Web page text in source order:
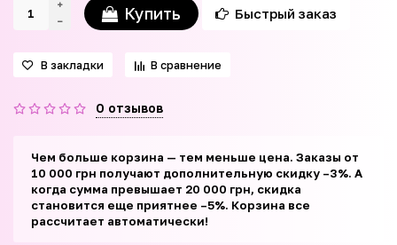
Купить Быстрый заказ
В закладки В сравнение
0 отзывов
Чем больше корзина — тем меньше цена. Заказы от
10 000 грн получают дополнительную скидку –3%. А
когда сумма превышает 20 000 грн, скидка
становится еще приятнее –5%. Корзина все
рассчитает автоматически!